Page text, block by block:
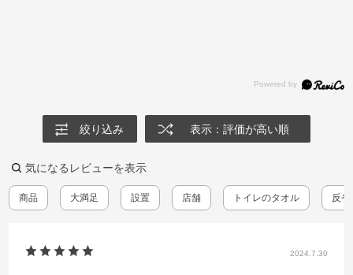
絞り込み 表示：評価が高い順
気になるレビューを表示
商品 大満足 設置 店舗 トイレのタオル 反
2024.7.30